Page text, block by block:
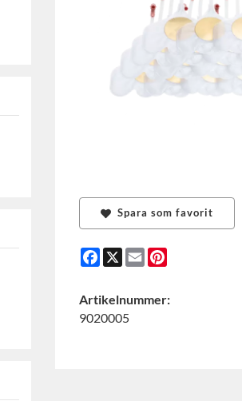
Spara som favorit
Facebook
X Email
Artikelnummer:
9020005